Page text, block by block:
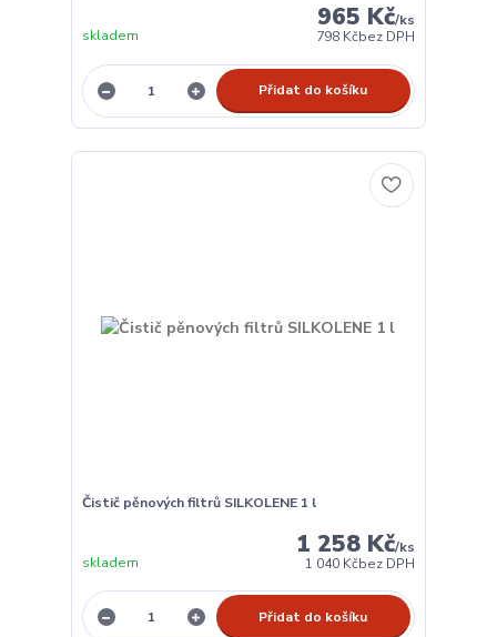
965 Kč/ks
798 Kčbez DPH
skladem
Přidat do košíku
Čistič pěnových filtrů SILKOLENE 1 l
1 258 Kč/ks
1 040 Kčbez DPH
skladem
Přidat do košíku